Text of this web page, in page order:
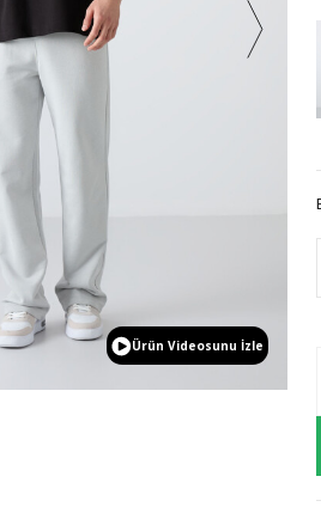
Ürün Videosunu İzle